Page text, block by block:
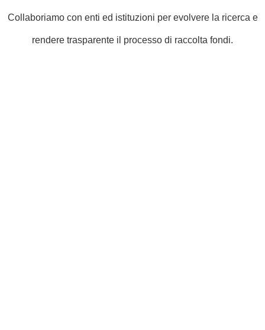
Collaboriamo con enti ed istituzioni per evolvere la ricerca e
rendere trasparente il processo di raccolta fondi.